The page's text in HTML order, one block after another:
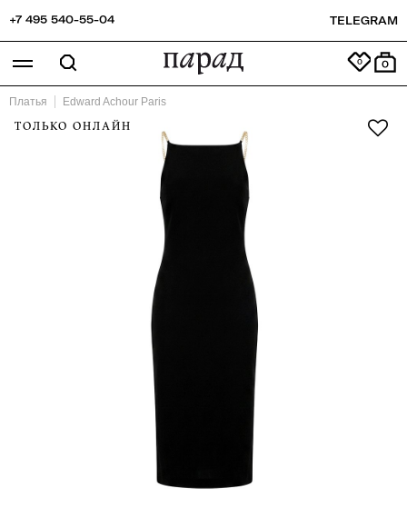
+7 495 540-55-04 TELEGRAM
0
Платья Edward Achour Paris
ТОЛЬКО ОНЛАЙН